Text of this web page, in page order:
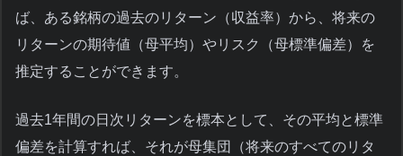
ば、ある銘柄の過去のリターン（収益率）から、将来の
リターンの期待値（母平均）やリスク（母標準偏差）を
推定することができます。
過去1年間の日次リターンを標本として、その平均と標準
偏差を計算すれば、それが母集団（将来のすべてのリタ